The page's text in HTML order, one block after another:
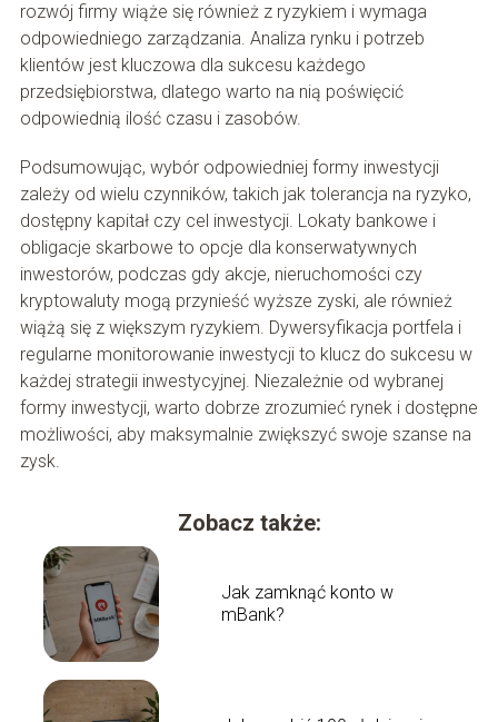
rozwój firmy wiąże się również z ryzykiem i wymaga
odpowiedniego zarządzania. Analiza rynku i potrzeb
klientów jest kluczowa dla sukcesu każdego
przedsiębiorstwa, dlatego warto na nią poświęcić
odpowiednią ilość czasu i zasobów.
Podsumowując, wybór odpowiedniej formy inwestycji
zależy od wielu czynników, takich jak tolerancja na ryzyko,
dostępny kapitał czy cel inwestycji. Lokaty bankowe i
obligacje skarbowe to opcje dla konserwatywnych
inwestorów, podczas gdy akcje, nieruchomości czy
kryptowaluty mogą przynieść wyższe zyski, ale również
wiążą się z większym ryzykiem. Dywersyfikacja portfela i
regularne monitorowanie inwestycji to klucz do sukcesu w
każdej strategii inwestycyjnej. Niezależnie od wybranej
formy inwestycji, warto dobrze zrozumieć rynek i dostępne
możliwości, aby maksymalnie zwiększyć swoje szanse na
zysk.
Zobacz także:
Jak zamknąć konto w
mBank?